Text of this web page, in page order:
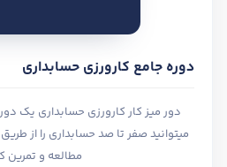
دوره جامع کارورزی حسابداری
دور میز کار کارورزی حسابداری یک
میتوانید صفر تا صد حسابداری را از
مطالعه و تمرین